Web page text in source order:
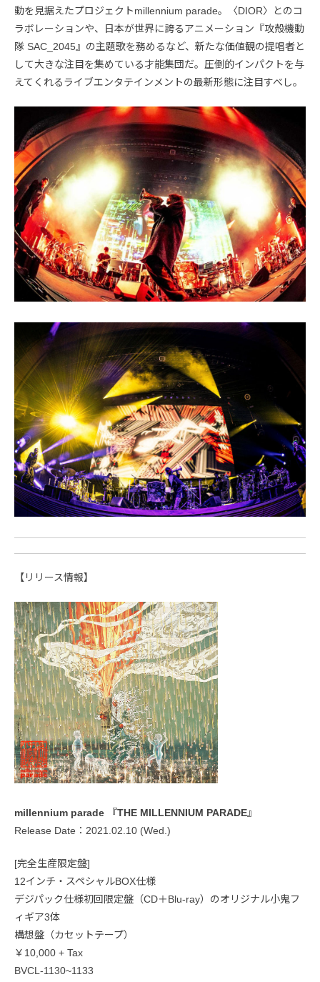
動を見据えたプロジェクトmillennium parade。〈DIOR〉とのコ
ラボレーションや、日本が世界に誇るアニメーション『攻殻機動
隊 SAC_2045』の主題歌を務めるなど、新たな価値観の提唱者と
して大きな注目を集めている才能集団だ。圧倒的インパクトを与
えてくれるライブエンタテインメントの最新形態に注目すべし。
【リリース情報】
millennium parade 『THE MILLENNIUM PARADE』
Release Date：2021.02.10 (Wed.)
[完全生産限定盤]
12インチ・スペシャルBOX仕様
デジパック仕様初回限定盤（CD＋Blu-ray）のオリジナル小鬼フ
ィギア3体
構想盤（カセットテープ）
￥10,000 + Tax
BVCL-1130~1133